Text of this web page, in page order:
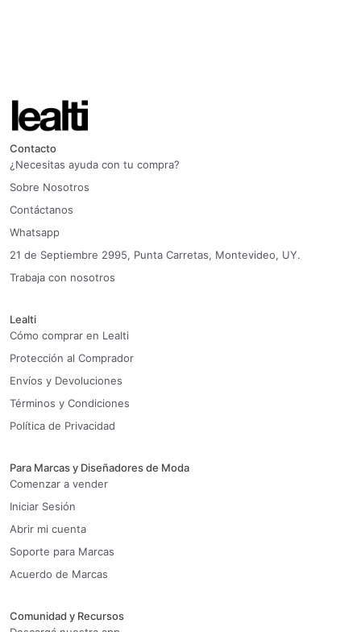
Contacto
¿Necesitas ayuda con tu compra?
Sobre Nosotros
Contáctanos
Whatsapp
21 de Septiembre 2995, Punta Carretas, Montevideo, UY.
Trabaja con nosotros
Lealti
Cómo comprar en Lealti
Protección al Comprador
Envíos y Devoluciones
Términos y Condiciones
Política de Privacidad
Para Marcas y Diseñadores de Moda
Comenzar a vender
Iniciar Sesión
Abrir mi cuenta
Soporte para Marcas
Acuerdo de Marcas
Comunidad y Recursos